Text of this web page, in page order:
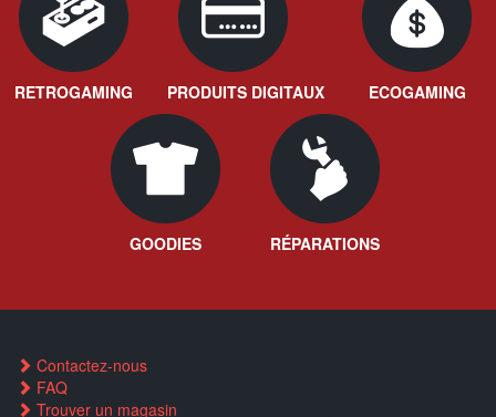
RETROGAMING PRODUITS DIGITAUX ECOGAMING
GOODIES RÉPARATIONS
Contactez-nous
FAQ
Trouver un magasin